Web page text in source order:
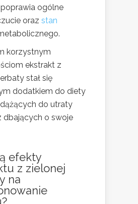
ogólne
oraz stan
korzystnym
ekstrakt z
stał się
dodatkiem do diety
do utraty
dbających o swoje
efekty
z zielonej
na